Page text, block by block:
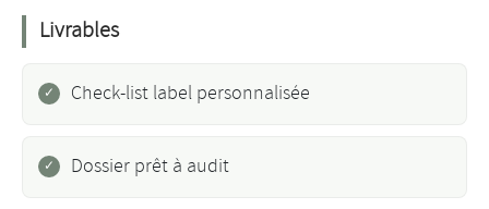
Livrables
Check-list label personnalisée
Dossier prêt à audit